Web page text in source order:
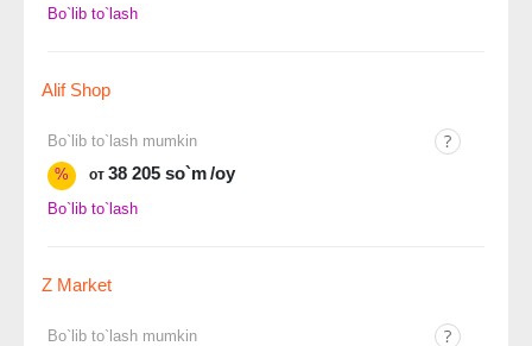
Bo`lib to`lash
Alif Shop
Bo`lib to`lash mumkin
%
от 38 205 so`m/oy
Bo`lib to`lash
Z Market
Bo`lib to`lash mumkin